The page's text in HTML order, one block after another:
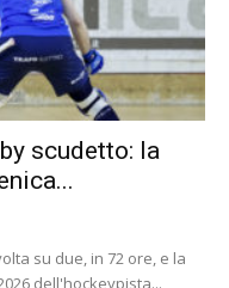
scudetto: la
su due, in 72 ore, e la